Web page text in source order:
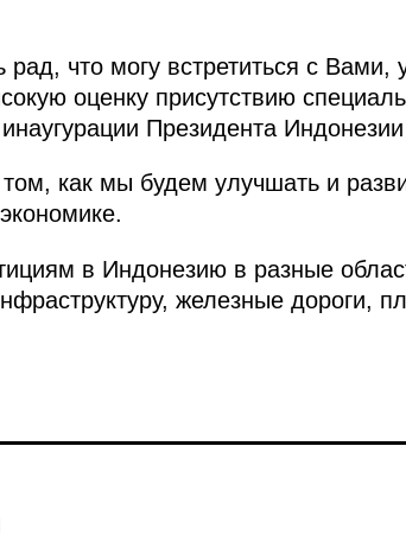
рад, что могу встретиться с Вами,
оценку присутствию
Президента
как мы будем улучшать и
в Индонезию в разные
железные дороги,